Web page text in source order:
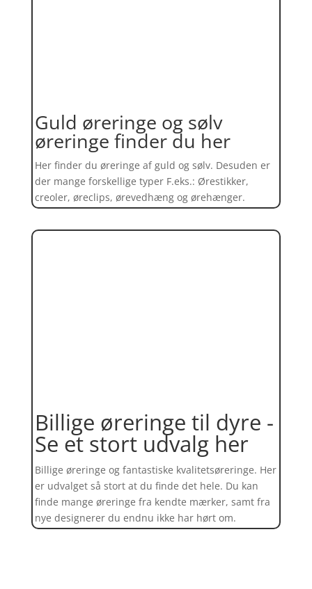
Guld øreringe og sølv
øreringe finder du her
Her finder du øreringe af guld og sølv. Desuden er
der mange forskellige typer F.eks.: Ørestikker,
creoler, øreclips, ørevedhæng og ørehænger.
Billige øreringe til dyre -
Se et stort udvalg her
Billige øreringe og fantastiske kvalitetsøreringe. Her
er udvalget så stort at du finde det hele. Du kan
finde mange øreringe fra kendte mærker, samt fra
nye designerer du endnu ikke har hørt om.